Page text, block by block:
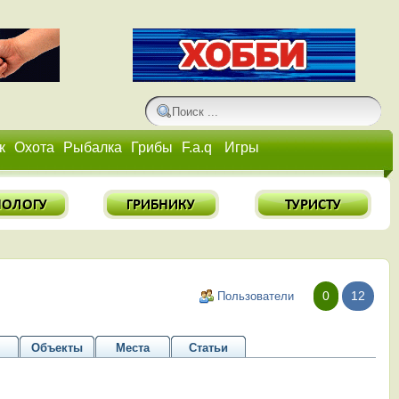
Охота Рыбалка Грибы F.a.q Игры
0 12
Пользователи
Объекты Места Статьи